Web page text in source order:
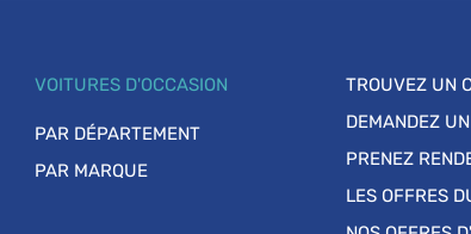
VOITURES D'OCCASION
PAR DÉPARTEMENT
PAR MARQUE
TROUVEZ UN
DEMANDEZ
PRENEZ
LES OFFRES